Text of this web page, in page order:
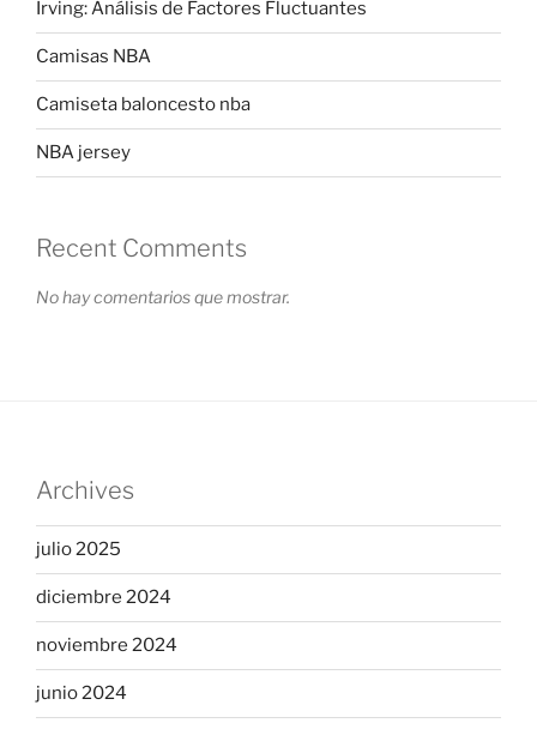
Irving: Análisis de Factores Fluctuantes
Camisas NBA
Camiseta baloncesto nba
NBA jersey
Recent Comments
No hay comentarios que mostrar.
Archives
julio 2025
diciembre 2024
noviembre 2024
junio 2024